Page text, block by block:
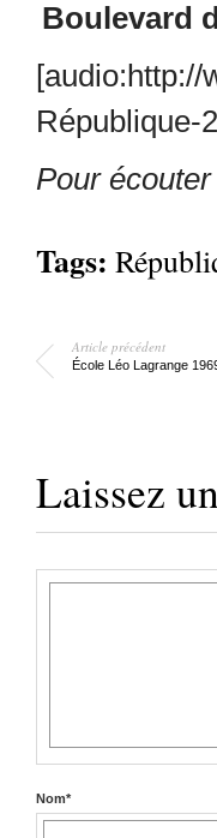
Boulevard
République-
Pour
Tags:
Article précédent
École Léo Lagrange
Laissez
Nom*